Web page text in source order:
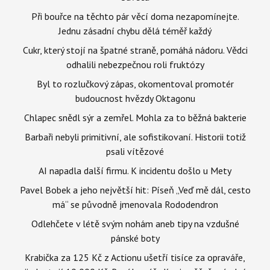
internet 14,90 USD
telefon
0,25 %, min. 24,90
USD
osobní pokyn
0,60 %, min. 49,90
0,60 %, min. 180
UniCredit Bank 0,80 %, min. 1200 Kč
Při bouřce na těchto pár věcí doma nezapomínejte.
Jednu zásadní chybu dělá téměř každý
Cukr, který stojí na špatné straně, pomáhá nádoru. Vědci
odhalili nebezpečnou roli fruktózy
Byl to rozlučkový zápas, okomentoval promotér
budoucnost hvězdy Oktagonu
Chlapec snědl sýr a zemřel. Mohla za to běžná bakterie
Barbaři nebyli primitivní, ale sofistikovaní. Historii totiž
psali vítězové
AI napadla další firmu. K incidentu došlo u Mety
Pavel Bobek a jeho největší hit: Píseň „Veď mě dál, cesto
má“ se původně jmenovala Rododendron
Odlehčete v létě svým nohám aneb tipy na vzdušné
pánské boty
Krabička za 125 Kč z Actionu ušetří tisíce za opraváře,